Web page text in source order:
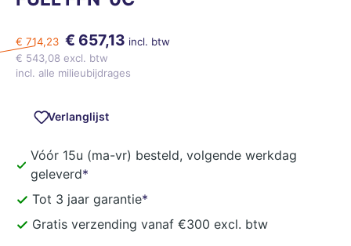
€ 714,23 € 657,13 incl. btw
€ 543,08 excl. btw
incl. alle milieubijdrages
Verlanglijst
Vóór 15u (ma-vr) besteld, volgende werkdag
geleverd*
Tot 3 jaar garantie*
Gratis verzending vanaf €300 excl. btw